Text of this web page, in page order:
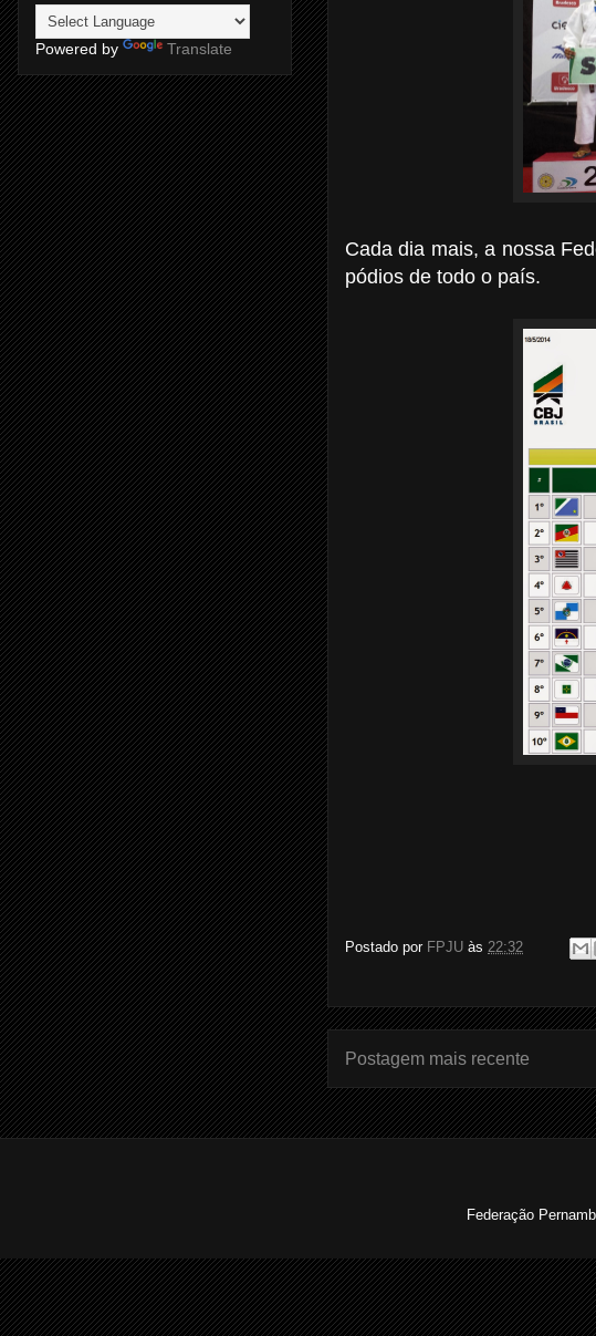
Cada dia mais, a nossa
pódios de todo o país.
Postado por FPJU às 22:32
Postagem mais recente
Powered by Translate
Federação